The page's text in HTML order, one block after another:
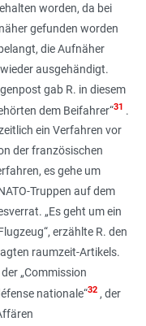
worden, da bei
gefunden worden
die Aufnäher
ausgehändigt.
gab R. in diesem
dem Beifahrer“31 .
ein Verfahren vor
der französischen
es gehe um
Truppen auf dem
„Es geht um ein
“, erzählte R. den
raumzeit-Artikels.
„Commission
nationale“32, der